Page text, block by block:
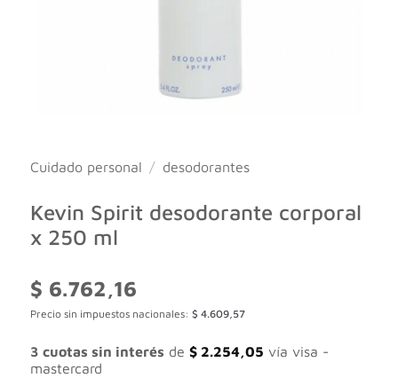
Cuidado personal / desodorantes
Kevin Spirit desodorante corporal
x 250 ml
$ 6.762,16
Precio sin impuestos nacionales: $ 4.609,57
3 cuotas sin interés de $2.254,05 vía visa -
mastercard